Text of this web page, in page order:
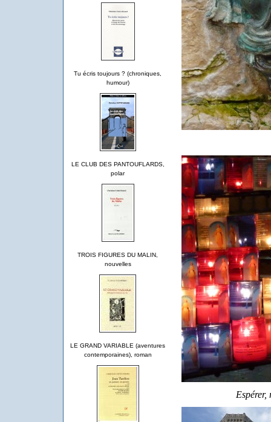
Tu écris toujours ? (chroniques,
humour)
LE CLUB DES PANTOUFLARDS,
polar
TROIS FIGURES DU MALIN,
nouvelles
LE GRAND VARIABLE (aventures
contemporaines), roman
Espérer,